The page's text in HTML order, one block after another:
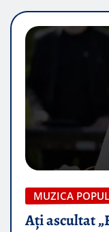
MUZICA
Ați ascultat